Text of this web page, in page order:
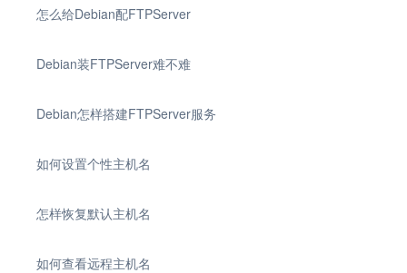
怎么给Debian配FTPServer
Debian装FTPServer难不难
Debian怎样搭建FTPServer服务
如何设置个性主机名
怎样恢复默认主机名
如何查看远程主机名